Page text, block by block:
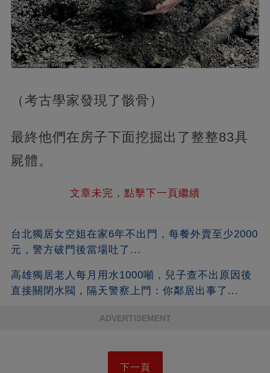
（考古學家發現了骸骨）
最終他們在房子下面挖掘出了整整83具
屍體。
文章未完，點擊下一頁繼續
台北獨居女空姐在家6年不出門，每餐外賣至少2000
元，警方破門後當場吐了...
高雄獨居老人每月用水1000噸，兒子查不出原因後
直接關閉水閥，隔天警察上門：你鄰居出事了...
ADVERTISEMENT
下一頁